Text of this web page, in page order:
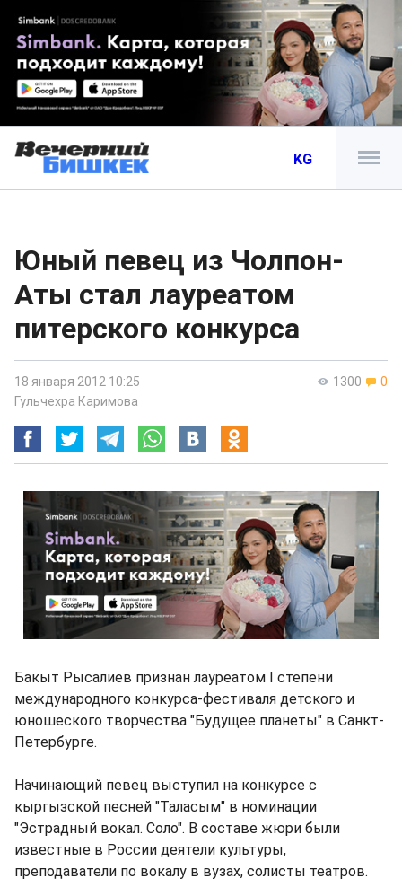
KG
Юный певец из Чолпон-
Аты стал лауреатом
питерского конкурса
1300 0
18 января 2012 10:25
Гульчехра Каримова
Бакыт Рысалиев признан лауреатом I степени
международного конкурса-фестиваля детского и
юношеского творчества "Будущее планеты" в Санкт-
Петербурге.
Начинающий певец выступил на конкурсе с
кыргызской песней "Таласым" в номинации
"Эстрадный вокал. Соло". В составе жюри были
известные в России деятели культуры,
преподаватели по вокалу в вузах, солисты театров.